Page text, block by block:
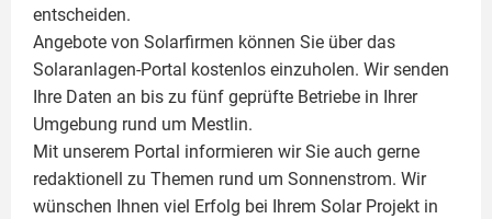
entscheiden.
Angebote von Solarfirmen können Sie über das
Solaranlagen-Portal kostenlos einzuholen. Wir senden
Ihre Daten an bis zu fünf geprüfte Betriebe in Ihrer
Umgebung rund um Mestlin.
Mit unserem Portal informieren wir Sie auch gerne
redaktionell zu Themen rund um Sonnenstrom. Wir
wünschen Ihnen viel Erfolg bei Ihrem Solar Projekt in